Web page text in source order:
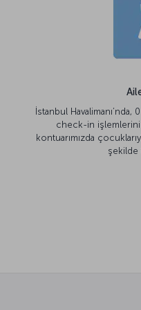
İstanbul
check-in işlemlerini
kontuarımızda
şekilde